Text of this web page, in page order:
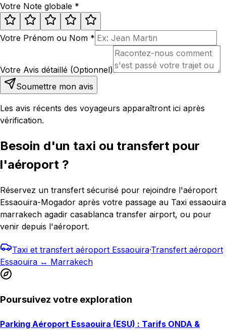
Votre Note globale *
Votre Prénom ou Nom *
Votre Avis détaillé (Optionnel)
Soumettre mon avis
Les avis récents des voyageurs apparaîtront ici après
vérification.
Besoin d'un taxi ou transfert pour
l'aéroport ?
Réservez un transfert sécurisé pour rejoindre l'aéroport
Essaouira-Mogador après votre passage au Taxi essaouira
marrakech agadir casablanca transfer airport, ou pour
venir depuis l'aéroport.
Taxi et transfert aéroport Essaouira·Transfert aéroport
Essaouira ↔ Marrakech
Poursuivez votre exploration
Parking Aéroport Essaouira (ESU) : Tarifs ONDA &